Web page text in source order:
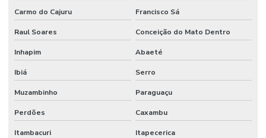
Carmo do Cajuru Francisco Sá
Raul Soares Conceição do Mato Dentro
Inhapim Abaeté
Ibiá Serro
Muzambinho Paraguaçu
Perdões Caxambu
Itambacuri Itapecerica